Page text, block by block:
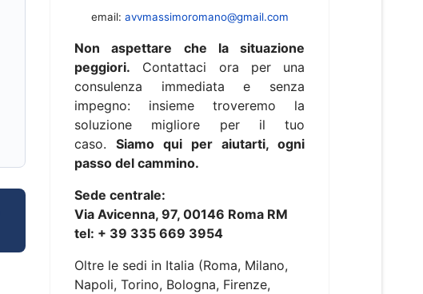
email: avvmassimoromano@gmail.com
Non aspettare che la situazione
peggiori. Contattaci ora per una
consulenza immediata e senza
impegno: insieme troveremo la
soluzione migliore per il tuo
caso. Siamo qui per aiutarti, ogni
passo del cammino.
Sede centrale:
Via Avicenna, 97, 00146 Roma RM
tel: + 39 335 669 3954
Oltre le sedi in Italia (Roma, Milano,
Napoli, Torino, Bologna, Firenze,